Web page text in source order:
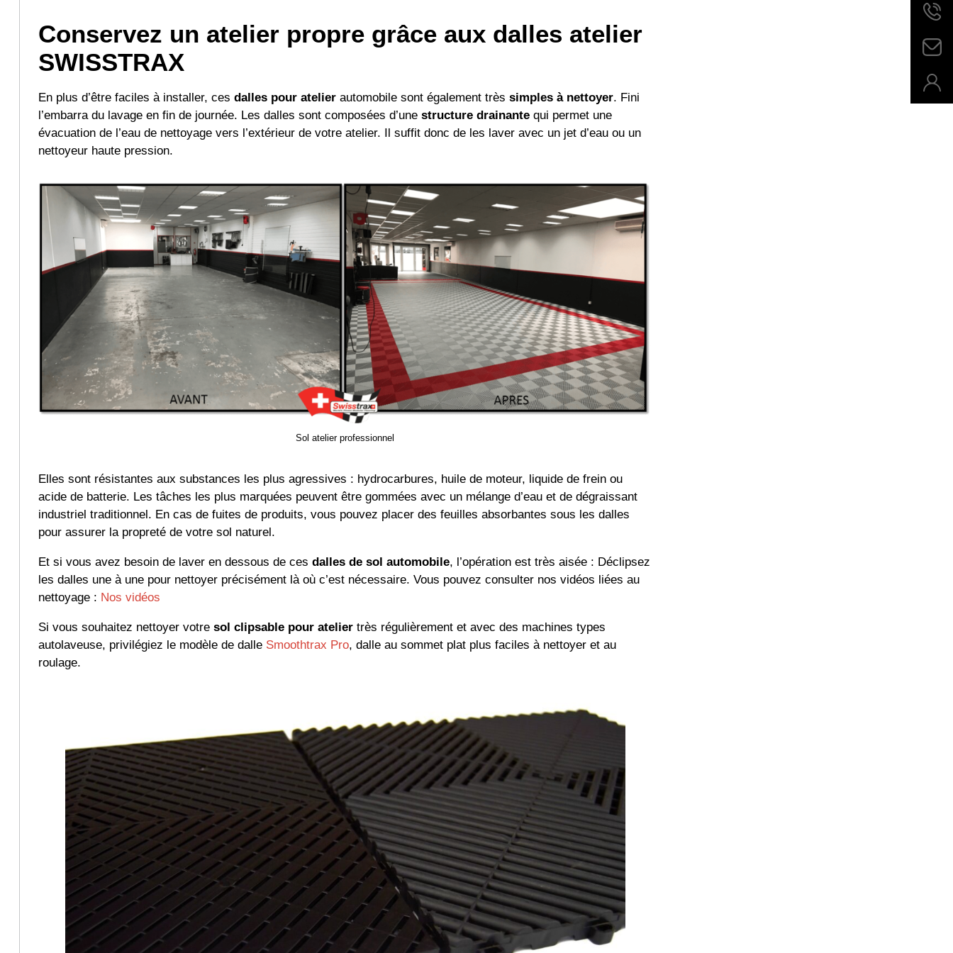
Conservez un atelier propre grâce aux dalles atelier
SWISSTRAX
En plus d’être faciles à installer, ces dalles pour atelierautomobile sont également très simples à nettoyer. Fini
l’embarra du lavage en fin de journée. Les dalles sont composées d’une structure drainantequi permet une
évacuation de l’eau de nettoyage vers l’extérieur de votre atelier. Il suffit donc de les laver avec un jet d’eau ou un
nettoyeur haute pression.
Sol atelier professionnel
Elles sont résistantes aux substances les plus agressives : hydrocarbures, huile de moteur, liquide de frein ou
acide de batterie. Les tâches les plus marquées peuvent être gommées avec un mélange d’eau et de dégraissant
industriel traditionnel. En cas de fuites de produits, vous pouvez placer des feuilles absorbantes sous les dalles
pour assurer la propreté de votre sol naturel.
Et si vous avez besoin de laver en dessous de ces dalles de sol automobile, l’opération est très aisée : Déclipsez
les dalles une à une pour nettoyer précisément là où c’est nécessaire. Vous pouvez consulter nos vidéos liées au
nettoyage : Nos vidéos
Si vous souhaitez nettoyer votre sol clipsable pour ateliertrès régulièrement et avec des machines types
autolaveuse, privilégiez le modèle de dalle Smoothtrax Pro, dalle au sommet plat plus faciles à nettoyer et au
roulage.